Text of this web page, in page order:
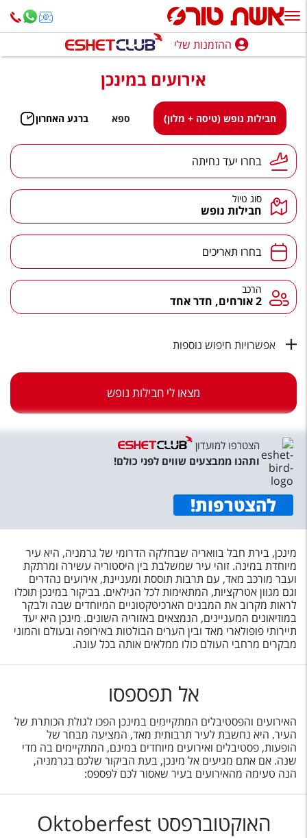
ההזמנות שלי
חופשה לפי סגנון
מלונות באילת
טיולים מאורגנים
סגנונות טיול
הרגע האחרון
חבילות בריאות וספא
טיסות לחו"ל
מלונות בחו"ל
שירות לקוחות
תקנון
עקבו אחרינו
ההזמנות שלי
אירועים במינכן
חבילות נופש (טיסה + מלון) ספא ברגע האחרון
יעד נחיתהבחרו יעד נחיתה
סוג טיול
חבילות נופש
תאריכים בחרו תאריכים
הרכב הרכב
2 אורחים, חדר אחד
אפשרויות חיפוש נוספות
מצאו לי חבילות נופש
הצטרפו למועדון
ותהנו ממבצעים שווים לפני כולם!
להצטרפות!
מינכן, בירת חבל בוואריה שבחלקה הדרומי של גרמניה, היא עיר
מיוחדת במינה. זוהי עיר שמשלבת בין היסטוריה עשירה ומרתקת
ועבר מורכב מאד, עם תרבות תוססת ומעניינת, אירועים נהדרים
וגם מגוון אטרקציות, המתאימות לכל הגילאים. בביקור במינכן תוכלו
לראות מקרוב את המבנים הארכיטקטוניים המיוחדים שבה ולבקר
במוזיאונים המעניינים, הנמצאים באזוריה השונים. מינכן היא יעד
תיירותי פופולארי מאד ובין הערים הבולטות באירופה ובעולם והמוני
מבקרים מרחבי העולם כולו ממלאים אותה בכל עונה.
אל תפספסו
האירועים והפסטיבלים המתקיימים במינכן הפכו לגולת הכותרת של
העיר. היא נחשבת לעיר תרבותית מאד, המציעה מבחר של
הופעות, פסטיבלים ואירועים מיוחדים במינם, המתקיימים בה מדי
שנה. אם אתם מגיעים אל מינכן, בעת הביקור שלכם בגרמניה,
הנה טעימה מהאירועים בעיר שאסור לכם לפספס:
האוקטוברפסט Oktoberfest